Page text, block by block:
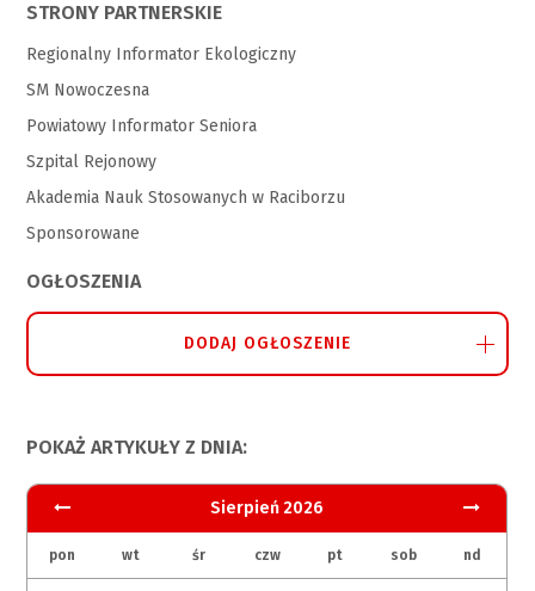
STRONY PARTNERSKIE
Regionalny Informator Ekologiczny
SM Nowoczesna
Powiatowy Informator Seniora
Szpital Rejonowy
Akademia Nauk Stosowanych w Raciborzu
Sponsorowane
OGŁOSZENIA
DODAJ OGŁOSZENIE
POKAŻ ARTYKUŁY Z DNIA:
Sierpień 2026
pon wt śr czw pt sob nd